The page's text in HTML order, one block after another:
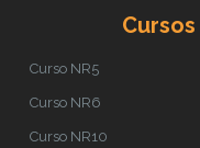
Curso NR5
Curso NR6
Curso NR10